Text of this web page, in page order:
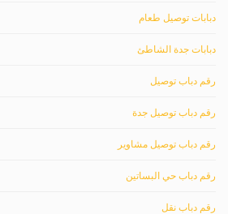
دبابات توصيل طعام
دبابات جدة الشاطئ
رقم دباب توصيل
رقم دباب توصيل جدة
رقم دباب توصيل مشاوير
رقم دباب حي البساتين
رقم دباب نقل